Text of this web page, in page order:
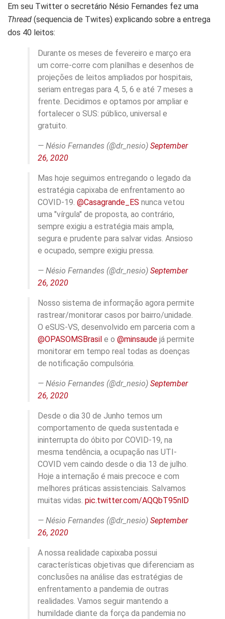
Em seu Twitter o secretário Nésio Fernandes fez uma
Thread (sequencia de Twites) explicando sobre a entrega
dos 40 leitos:
Durante os meses de fevereiro e março era
um corre-corre com planilhas e desenhos de
projeções de leitos ampliados por hospitais,
seriam entregas para 4, 5, 6 e até 7 meses a
frente. Decidimos e optamos por ampliar e
fortalecer o SUS: público, universal e
gratuito.
— Nésio Fernandes (@dr_nesio) September
26, 2020
Mas hoje seguimos entregando o legado da
estratégia capixaba de enfrentamento ao
COVID-19. @Casagrande_ES nunca vetou
uma "vírgula" de proposta, ao contrário,
sempre exigiu a estratégia mais ampla,
segura e prudente para salvar vidas. Ansioso
e ocupado, sempre exigiu pressa.
— Nésio Fernandes (@dr_nesio) September
26, 2020
Nosso sistema de informação agora permite
rastrear/monitorar casos por bairro/unidade.
O eSUS-VS, desenvolvido em parceria com a
@OPASOMSBrasil e o @minsaude já permite
monitorar em tempo real todas as doenças
de notificação compulsória.
— Nésio Fernandes (@dr_nesio) September
26, 2020
Desde o dia 30 de Junho temos um
comportamento de queda sustentada e
ininterrupta do óbito por COVID-19, na
mesma tendência, a ocupação nas UTI-
COVID vem caindo desde o dia 13 de julho.
Hoje a internação é mais precoce e com
melhores práticas assistenciais. Salvamos
muitas vidas. pic.twitter.com/AQQbT95nlD
— Nésio Fernandes (@dr_nesio) September
26, 2020
A nossa realidade capixaba possui
características objetivas que diferenciam as
conclusões na análise das estratégias de
enfrentamento a pandemia de outras
realidades. Vamos seguir mantendo a
humildade diante da força da pandemia no